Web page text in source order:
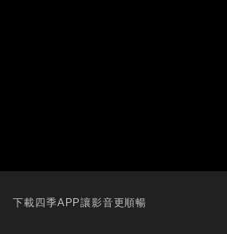
下載四季APP讓影音更順暢